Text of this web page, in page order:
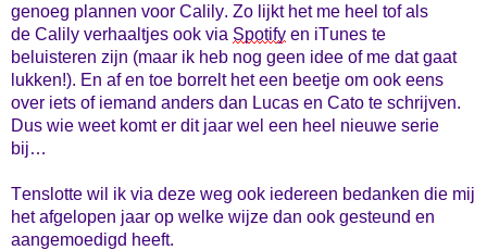
genoeg plannen voor Calily. Zo lijkt het me heel tof als
de Calily verhaaltjes ook via Spotify en iTunes te
beluisteren zijn (maar ik heb nog geen idee of me dat gaat
lukken!). En af en toe borrelt het een beetje om ook eens
over iets of iemand anders dan Lucas en Cato te schrijven.
Dus wie weet komt er dit jaar wel een heel nieuwe serie
bij…
Tenslotte wil ik via deze weg ook iedereen bedanken die mij
het afgelopen jaar op welke wijze dan ook gesteund en
aangemoedigd heeft.